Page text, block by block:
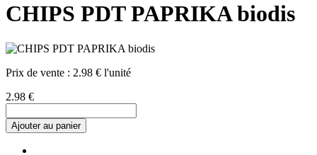
CHIPS PDT PAPRIKA biodis
Prix de vente : 2.98 € l'unité
2.98 €
Ajouter au panier